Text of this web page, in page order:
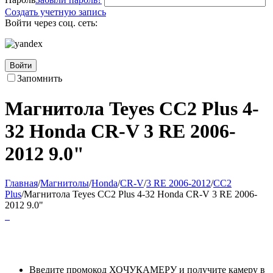
Создать учетную запись
Войти через соц. сеть:
Войти
Запомнить
Магнитола Teyes CC2 Plus 4-
32 Honda CR-V 3 RE 2006-
2012 9.0"
Главная/Магнитолы/Honda/CR-V/3 RE 2006-2012/CC2
Plus/Магнитола Teyes CC2 Plus 4-32 Honda CR-V 3 RE 2006-
2012 9.0"
Введите промокод ХОЧУКАМЕРУ и получите камеру в